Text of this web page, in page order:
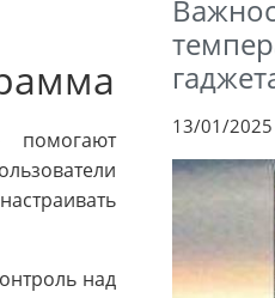
помогают
над
13/01/2025